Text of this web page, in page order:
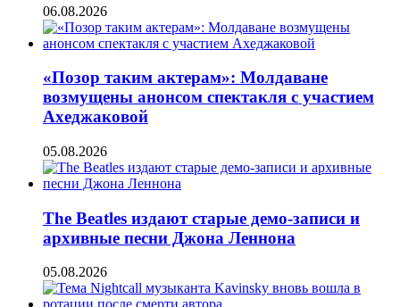
06.08.2026
«Позор таким актерам»: Молдаване
возмущены анонсом спектакля с участием
Ахеджаковой
05.08.2026
The Beatles издают старые демо-записи и
архивные песни Джона Леннона
05.08.2026